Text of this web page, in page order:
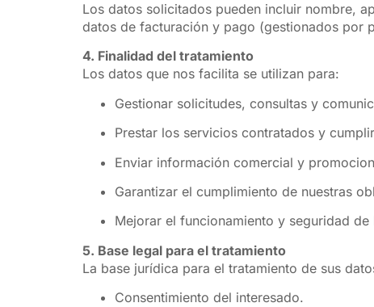
Los datos solicitados pueden incluir nombre,
datos de facturación y pago (gestionados por
4. Finalidad del tratamiento
Los datos que nos facilita se utilizan para:
Gestionar solicitudes, consultas y
Prestar los servicios contratados y
Enviar información comercial y
Garantizar el cumplimiento de nuestras
Mejorar el funcionamiento y seguridad de
5. Base legal para el tratamiento
La base jurídica para el tratamiento de sus
Consentimiento del interesado.